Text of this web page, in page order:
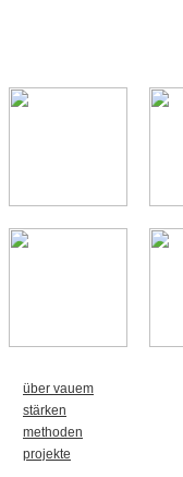
über vauem
stärken
methoden
projekte